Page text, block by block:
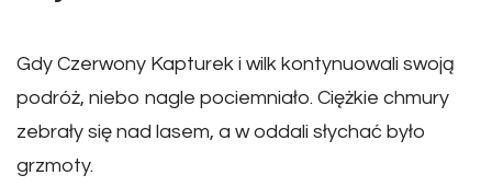
Gdy Czerwony Kapturek i wilk kontynuowali swoją
podróż, niebo nagle pociemniało. Ciężkie chmury
zebrały się nad lasem, a w oddali słychać było
grzmoty.